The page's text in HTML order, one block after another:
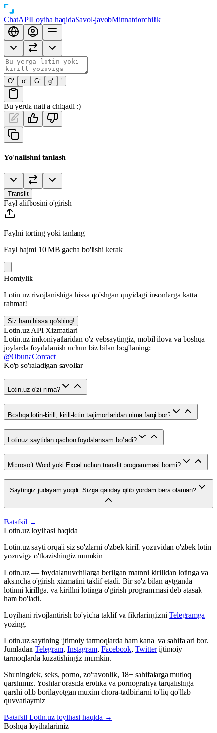
ChatAPILoyiha haqidaSavol-javobMinnatdorchilik
O‘ o‘ G‘ g‘ ’
Bu yerda natija chiqadi :)
Yo'nalishni tanlash
Translit
Fayl alifbosini o'girish
Faylni torting yoki tanlang
Fayl hajmi 10 MB gacha bo'lishi kerak
Homiylik
Lotin.uz rivojlanishiga hissa qo'shgan quyidagi insonlarga katta
rahmat!
Siz ham hissa qo'shing!
Lotin.uz API Xizmatlari
Lotin.uz imkoniyatlaridan o'z vebsaytingiz, mobil ilova va boshqa
joylarda foydalanish uchun biz bilan bog'laning:
@ObunaContact
Ko'p so'raladigan savollar
Lotin.uz o'zi nima?
Boshqa lotin-kirill, kirill-lotin tarjimonlaridan nima farqi bor?
Lotinuz saytidan qachon foydalansam bo'ladi?
Microsoft Word yoki Excel uchun translit programmasi bormi?
Saytingiz judayam yoqdi. Sizga qanday qilib yordam bera olaman?
Batafsil →
Lotin.uz loyihasi haqida
Lotin.uz sayti orqali siz so'zlarni o'zbek kirill yozuvidan o'zbek lotin
yozuviga o'tkazishingiz mumkin.
Lotin.uz — foydalanuvchilarga berilgan matnni kirilldan lotinga va
aksincha o'girish xizmatini taklif etadi. Bir so'z bilan aytganda
lotinni kirillga, va kirillni lotinga o'girish programmasi deb atasak
ham bo'ladi.
Loyihani rivojlantirish bo'yicha taklif va fikrlaringizni Telegramga
yozing.
Lotin.uz saytining ijtimoiy tarmoqlarda ham kanal va sahifalari bor.
Jumladan Telegram, Instagram, Facebook, Twitter ijtimoiy
tarmoqlarda kuzatishingiz mumkin.
Shuningdek, seks, porno, zo'ravonlik, 18+ sahifalarga mutloq
qarshimiz. Yoshlar orasida erotika va pornografiya tarqalishiga
qarshi olib borilayotgan muxim chora-tadbirlarni to'liq qo'llab
quvvatlaymiz.
Batafsil Lotin.uz loyihasi haqida →
Boshqa loyihalarimiz